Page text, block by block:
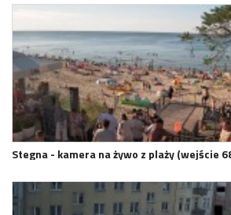
Stegna - kamera na żywo z plaży (wejście